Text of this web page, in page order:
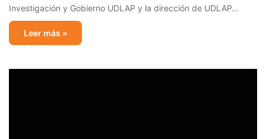
Investigación y Gobierno UDLAP y la dirección de UDLAP…
Leer más »